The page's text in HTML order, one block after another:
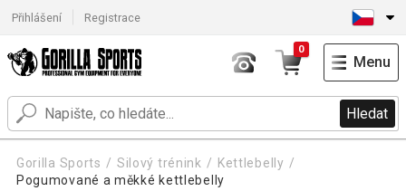
Přihlášení Registrace
Hledat
0
Menu
Gorilla Sports Silový trénink
Kettlebelly
Pogumované a měkké kettlebelly